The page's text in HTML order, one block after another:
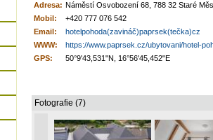
Adresa: Náměstí Osvobození 68, 788 32 Staré
Mobil:
+420 777 076 542
Email:
hotelpohoda(zavináč)paprsek(tečka)cz
WWW:
https://www.paprsek.cz/ubytovani/hotel-
GPS:
50°9'43,531"N, 16°56'45,452"E
Fotografie (7)